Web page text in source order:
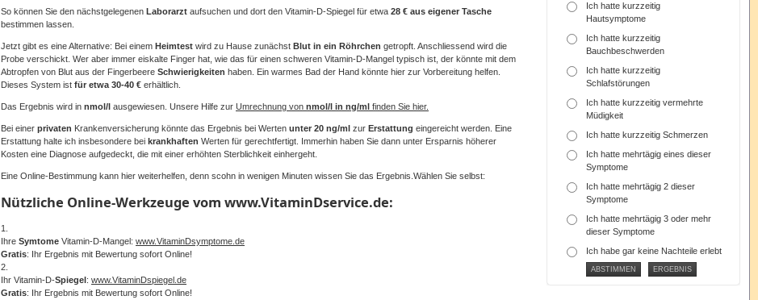
So können Sie den nächstgelegenen Laborarzt aufsuchen und dort den Vitamin-D-Spiegel für etwa 28 € aus eigener Tasche
bestimmen lassen.
Jetzt gibt es eine Alternative: Bei einem Heimtest wird zu Hause zunächst Blut in ein Röhrchen getropft. Anschliessend wird die
Probe verschickt. Wer aber immer eiskalte Finger hat, wie das für einen schweren Vitamin-D-Mangel typisch ist, der könnte mit dem
Abtropfen von Blut aus der Fingerbeere Schwierigkeiten haben. Ein warmes Bad der Hand könnte hier zur Vorbereitung helfen.
Dieses System ist für etwa 30-40 € erhältlich.
Das Ergebnis wird in nmol/l ausgewiesen. Unsere Hilfe zur Umrechnung von nmol/l in ng/ml finden Sie hier.
Bei einer privaten Krankenversicherung könnte das Ergebnis bei Werten unter 20 ng/ml zur Erstattung eingereicht werden. Eine
Erstattung halte ich insbesondere bei krankhaften Werten für gerechtfertigt. Immerhin haben Sie dann unter Ersparnis höherer
Kosten eine Diagnose aufgedeckt, die mit einer erhöhten Sterblichkeit einhergeht.
Eine Online-Bestimmung kann hier weiterhelfen, denn scohn in wenigen Minuten wissen Sie das Ergebnis.Wählen Sie selbst:
Nützliche Online-Werkzeuge vom www.VitaminDservice.de:
1.
Ihre Symtome Vitamin-D-Mangel: www.VitaminDsymptome.de
Gratis: Ihr Ergebnis mit Bewertung sofort Online​!
2.
Ihr Vitamin-D-Spiegel: www.VitaminDspiegel.de
Gratis: Ihr Ergebnis mit Bewertung sofort Online​!
Ich hatte kurzzeitig
Hautsymptome
Ich hatte kurzzeitig
Bauchbeschwerden
Ich hatte kurzzeitig
Schlafstörungen
Ich hatte kurzzeitig vermehrte
Müdigkeit
Ich hatte kurzzeitig Schmerzen
Ich hatte mehrtägig eines dieser
Symptome
Ich hatte mehrtägig 2 dieser
Symptome
Ich hatte mehrtägig 3 oder mehr
dieser Symptome
Ich habe gar keine Nachteile erlebt